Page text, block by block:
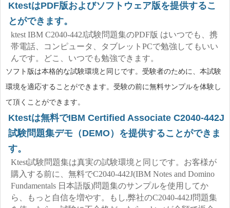
KtestはPDF版およびソフトウェア版を提供するこ
とができます。
ktest IBM C2040-442J試験問題集のPDF版 はいつでも、携
帯電話、コンピュータ、タブレットPCで勉強してもいい
んです。どこ、いつでも勉強できます。
ソフト版は本格的な試験環境と同じです。受験者のために、本試験
環境を適応することができます。受験の前に無料サンプルを体験し
て頂くことができます。
Ktestは無料でIBM Certified Associate C2040-442J
試験問題集デモ（DEMO）を提供することができま
す。
Ktest試験問題集は真実の試験環境と同じです。お客様が
購入する前に、無料でC2040-442J(IBM Notes and Domino
Fundamentals 日本語版)問題集のサンプルを使用してか
ら、もっと自信を増やす。もし,弊社のC2040-442J問題集